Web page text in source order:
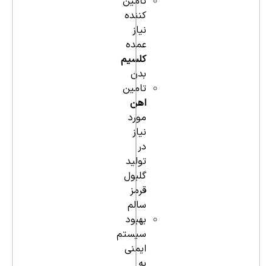
کننده
نیاز
عمده
کلسیم
بدن
تامین
اهن
مورد
نیاز
در
تولید
گلبول
قرمز
سالم
بهبود
سیستم
ایمنی